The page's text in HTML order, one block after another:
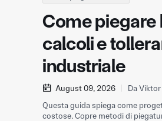
Come piegare
calcoli e
industriale
August 09, 2026
Da
Questa guida spiega come
costose. Copre metodi di